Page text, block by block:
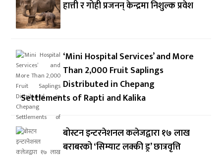
हात्ती र गोही प्रजनन् केन्द्रमा निशुल्क प्रवेश
‘Mini Hospital Services’ and More
Than 2,000 Fruit Saplings
Distributed in Chepang
Settlements of Rapti and Kalika
बोस्टन इन्टरनेशनल कलेजद्वारा १७ लाख
बराबरको ‘सिम्याट लक्की ड्र’ छात्रवृत्ति